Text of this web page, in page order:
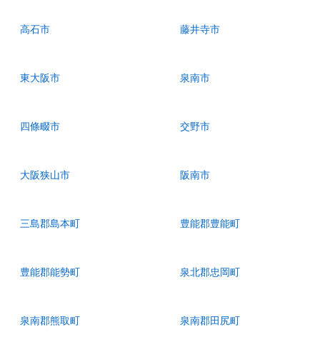
高石市 藤井寺市
東大阪市 泉南市
四條畷市 交野市
大阪狭山市 阪南市
三島郡島本町 豊能郡豊能町
豊能郡能勢町 泉北郡忠岡町
泉南郡熊取町 泉南郡田尻町